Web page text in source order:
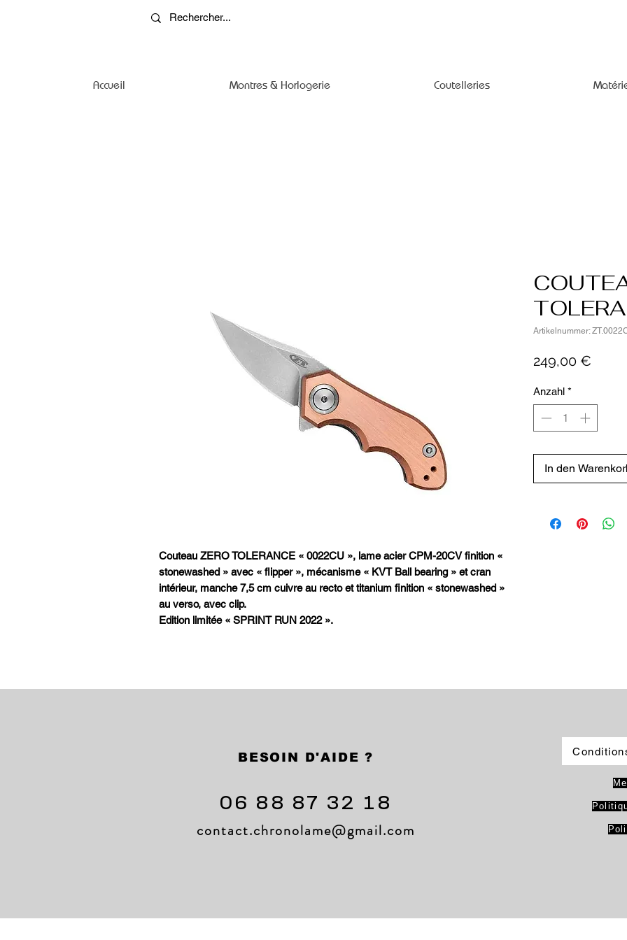
Accueil Montres & Horlogerie Coutelleries
Couteau ZERO TOLERANCE « 0022CU », lame acier CPM-20CV finition «
stonewashed » avec « flipper », mécanisme « KVT Ball bearing » et cran
intérieur, manche 7,5 cm cuivre au recto et titanium finition « stonewashed »
au verso, avec clip.
Edition limitée « SPRINT RUN 2022 ».
Artikelnummer:
249,00 €
Anzahl *
In den
BESOIN D'AIDE ?
06 88 87 32 18
contact.chronolame@gmail.com